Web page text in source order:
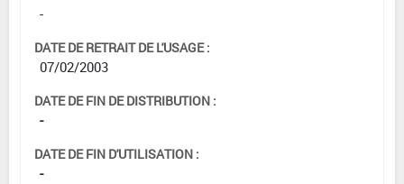
-
DATE DE RETRAIT DE L'USAGE :
07/02/2003
DATE DE FIN DE DISTRIBUTION :
-
DATE DE FIN D'UTILISATION :
-